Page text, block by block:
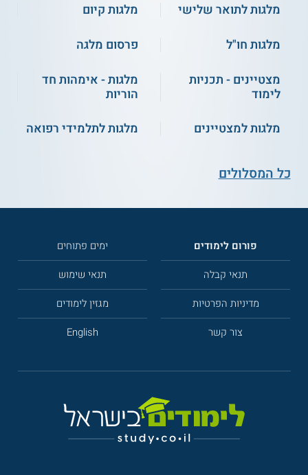
מלגות לתואר שלישי
מלגות קיום
מלגות חו"ל
פרסום מלגה
מצטיינים - תכניות
לימוד
מלגות - אימהות חד
הוריות
מלגות למצטיינים
מלגות לתלמידי רפואה
כל המסלולים
פורום לימודים
ימים פתוחים
תנאי קבלה
תנאי שימוש
מדיניות הפרטיות
מגזין לימודים
צור קשר
English